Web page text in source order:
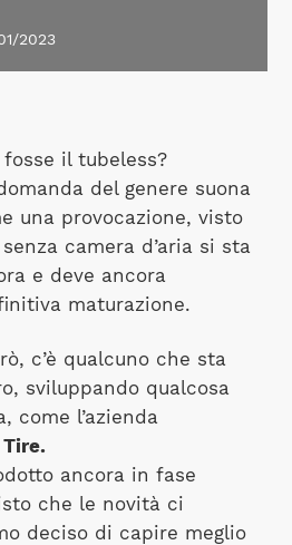
2023
il tubeless?
del genere suona
una provocazione, visto
camera d’aria si sta
e deve ancora
maturazione.
c’è qualcuno che sta
sviluppando qualcosa
come l’azienda
ancora in fase
che le novità ci
deciso di capire meglio